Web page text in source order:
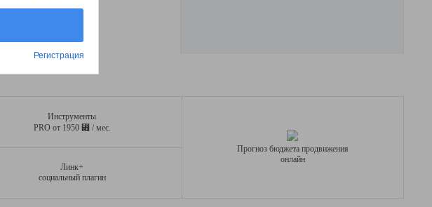
Инструменты
PRO от 1950 ⃏ / мес.
Линк+
социальный плагин
Прогноз бюджета продвижения
онлайн
Регистрация